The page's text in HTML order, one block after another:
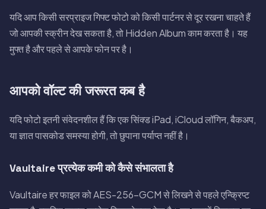
यदि आप किसी सरप्राइज गिफ्ट फोटो को किसी पार्टनर से दूर रखना चाहते हैं
जो आपकी स्क्रीन देख सकता है, तो Hidden Album काम करता है। यह
मुफ्त है और पहले से आपके फोन पर है।
आपको वॉल्ट की जरूरत कब है
यदि फोटो इतनी संवेदनशील हैं कि एक सिंक्ड iPad, iCloud लॉगिन, बैकअप,
या ज्ञात पासकोड समस्या होगी, तो छुपाना पर्याप्त नहीं है।
Vaultaire प्रत्येक कमी को कैसे संभालता है
Vaultaire हर फाइल को AES-256-GCM से लिखने से पहले एन्क्रिप्ट